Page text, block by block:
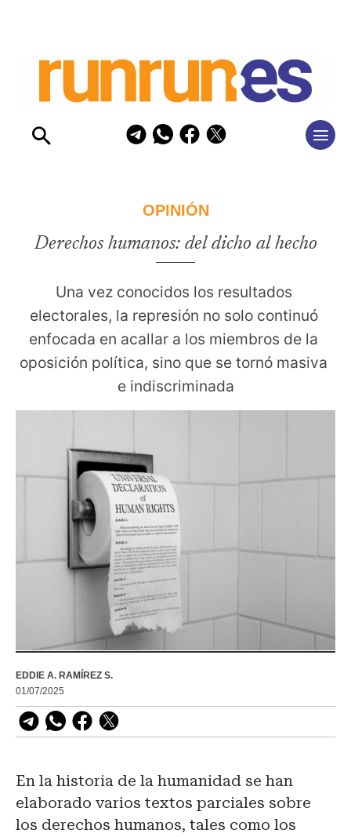
OPINIÓN
Derechos humanos: del dicho al hecho
Una vez conocidos los resultados
electorales, la represión no solo continuó
enfocada en acallar a los miembros de la
oposición política, sino que se tornó masiva
e indiscriminada
EDDIE A. RAMÍREZ S.
01/07/2025
En la historia de la humanidad se han
elaborado varios textos parciales sobre
los derechos humanos, tales como los